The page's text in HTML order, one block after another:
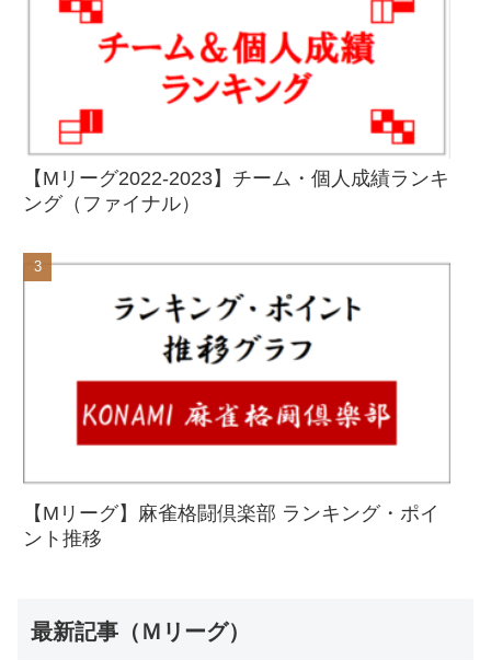
【Mリーグ2022-2023】チーム・個人成績ランキ
ング（ファイナル）
【Mリーグ】麻雀格闘倶楽部 ランキング・ポイ
ント推移
最新記事（Ｍリーグ）